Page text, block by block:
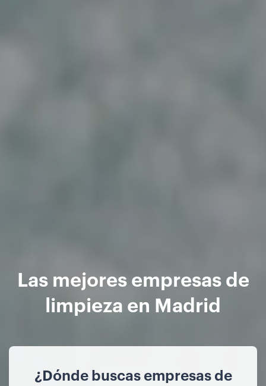
Las mejores empresas de
limpieza en Madrid
¿Dónde buscas empresas de